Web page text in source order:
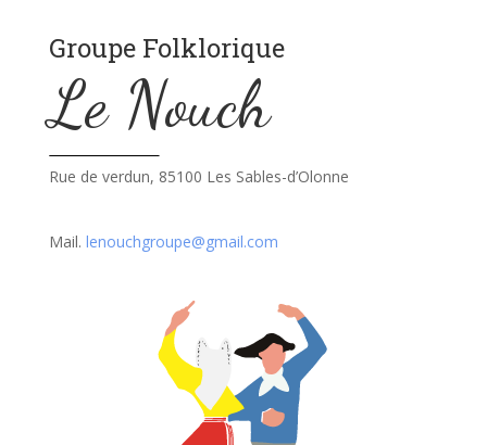
Groupe Folklorique
Le Nouch
Rue de verdun, 85100 Les Sables-d’Olonne
Mail. lenouchgroupe@gmail.com